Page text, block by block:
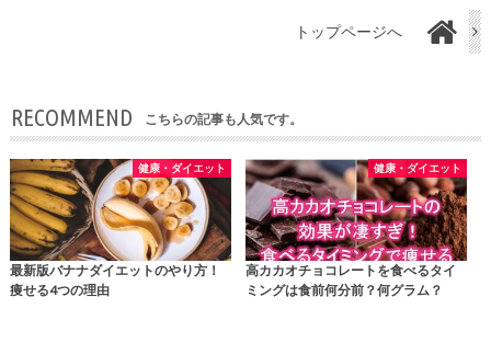
トップページへ
RECOMMEND こちらの記事も人気です。
健康・ダイエット
最新版バナナダイエットのやり方！
痩せる4つの理由
健康・ダイエット
高カカオチョコレートを食べるタイ
ミングは食前何分前？何グラム？